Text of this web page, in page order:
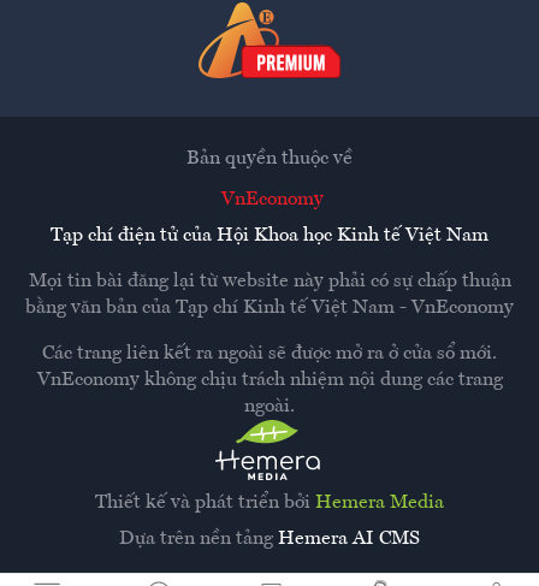
Thiết kế và phát triển bởi Hemera Media
Dựa trên nền tảng Hemera AI CMS
Bản quyền thuộc về
VnEconomy
Tạp chí điện tử của Hội Khoa học Kinh tế Việt Nam
Mọi tin bài đăng lại từ website này phải có sự chấp thuận
bằng văn bản của Tạp chí Kinh tế Việt Nam - VnEconomy
Các trang liên kết ra ngoài sẽ được mở ra ở cửa sổ mới.
VnEconomy không chịu trách nhiệm nội dung các trang
ngoài.